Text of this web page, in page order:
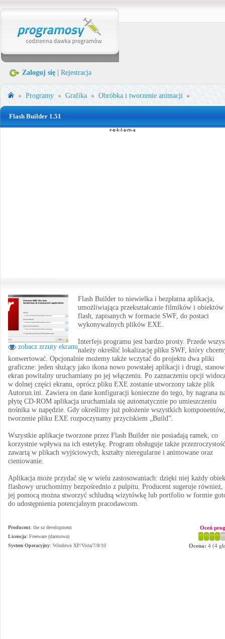
Zaloguj się Rejestracja
Programy Grafika Obróbka i tworzenie animacji
Flash Builder 1.51
zobacz zrzuty ekranu
Flash Builder to niewielka i bezpłatna aplikacja,
umożliwiająca przekształcanie filmików i obiektów
flash, zapisanych w formacie SWF, do postaci
wykonywalnych plików EXE.
Interfejs programu jest bardzo prosty. Przede
należy określić lokalizację pliku SWF, który
konwertować. Opcjonalnie możemy także wczytać do projektu dwa pliki
graficzne: jeden służący jako ikona nowo powstałej aplikacji i drugi,
ekran powitalny uruchamiany po jej włączeniu. Po zaznaczeniu opcji
w dolnej części ekranu, oprócz pliku EXE zostanie utworzony także plik
Autorun.ini. Zawiera on dane konfiguracji konieczne do tego, by nagrana
płytę CD-ROM aplikacja uruchamiała się automatycznie po umieszczeniu
nośnika w napędzie. Gdy określimy już położenie wszystkich komponentów,
tworzenie pliku EXE rozpoczynamy przyciskiem „Build”.
Wszystkie aplikacje tworzone przez Flash Builder nie posiadają ramek, co
korzystnie wpływa na ich estetykę. Program obsługuje także przezroczystość
zawartą w plikach wyjściowych, kształty nieregularne i animowane oraz
cieniowanie.
Aplikacja może przydać się w wielu zastosowaniach: dzięki niej każdy
flashowy uruchomimy bezpośrednio z pulpitu. Producent sugeruje również,
jej pomocą można stworzyć schludną wizytówkę lub portfolio w formie
do udostępnienia potencjalnym pracodawcom.
Producent: the sz development
Licencja: Freeware (darmowa)
System Operacyjny: Windows XP/Vista/7/8/10
Oceń
Ocena: 4 (4